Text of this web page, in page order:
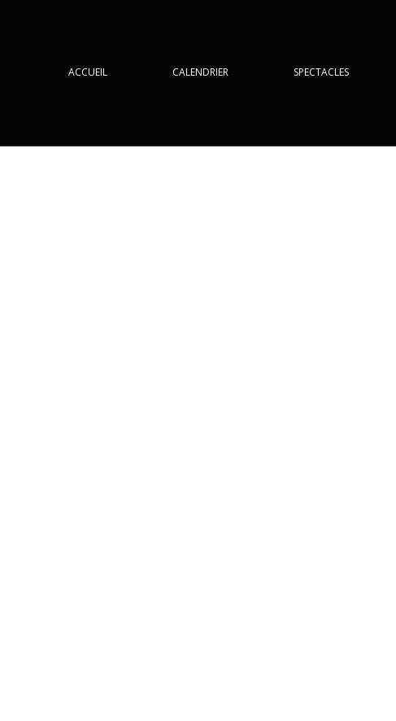
ACCUEIL CALENDRIER SPECTACLES